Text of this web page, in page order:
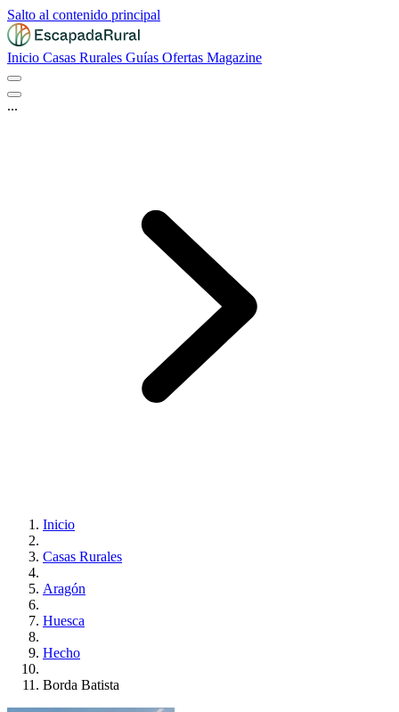
Salto al contenido principal
Inicio Casas Rurales Guías Ofertas Magazine
...
Inicio
Casas Rurales
Aragón
Huesca
Hecho
Borda Batista